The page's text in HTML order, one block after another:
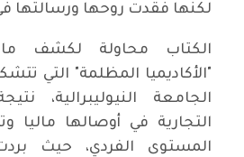
لكنها فقدت روحها ورسالتها
الكتاب محاولة لكشف
"الأكاديميا المظلمة" التي
الجامعة النيوليبرالية،
التجارية في أوصالها ماليا
المستوى الفردي، حيث